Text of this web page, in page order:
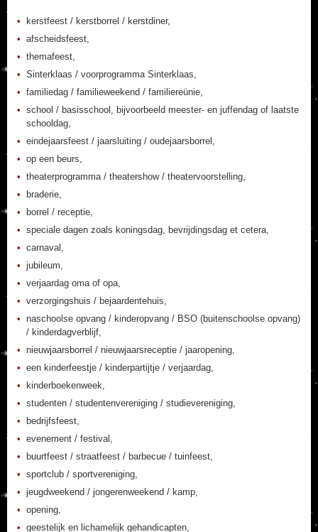
kerstfeest / kerstborrel / kerstdiner,
afscheidsfeest,
themafeest,
Sinterklaas / voorprogramma Sinterklaas,
familiedag / familieweekend / familiereünie,
school / basisschool, bijvoorbeeld meester- en juffendag of laatste
schooldag,
eindejaarsfeest / jaarsluiting / oudejaarsborrel,
op een beurs,
theaterprogramma / theatershow / theatervoorstelling,
braderie,
borrel / receptie,
speciale dagen zoals koningsdag, bevrijdingsdag et cetera,
carnaval,
jubileum,
verjaardag oma of opa,
verzorgingshuis / bejaardentehuis,
naschoolse opvang / kinderopvang / BSO (buitenschoolse opvang)
/ kinderdagverblijf,
nieuwjaarsborrel / nieuwjaarsreceptie / jaaropening,
een kinderfeestje / kinderpartijtje / verjaardag,
kinderboekenweek,
studenten / studentenvereniging / studievereniging,
bedrijfsfeest,
evenement / festival,
buurtfeest / straatfeest / barbecue / tuinfeest,
sportclub / sportvereniging,
jeugdweekend / jongerenweekend / kamp,
opening,
geestelijk en lichamelijk gehandicapten,